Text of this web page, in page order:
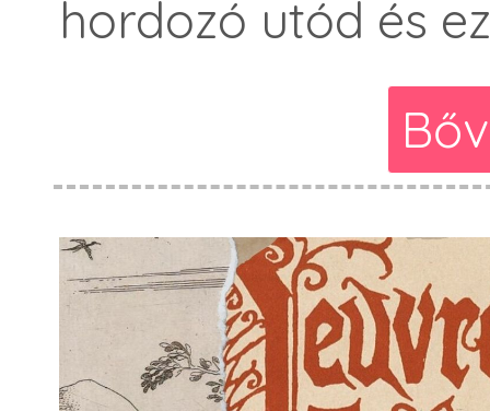
hordozó utód és